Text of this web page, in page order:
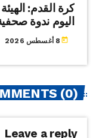
كرة القدم:
اليوم ندوة
today 8 أغسطس 2026
(0)
Leave a reply